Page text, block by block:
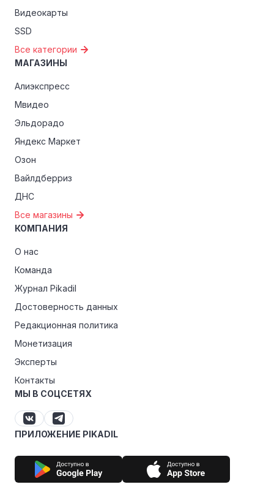
Видеокарты
SSD
Все категории
МАГАЗИНЫ
Алиэкспресс
Мвидео
Эльдорадо
Яндекс Маркет
Озон
Вайлдберриз
ДНС
Все магазины
КОМПАНИЯ
О нас
Команда
Журнал Pikadil
Достоверность данных
Редакционная политика
Монетизация
Эксперты
Контакты
МЫ В СОЦСЕТЯХ
ПРИЛОЖЕНИЕ PIKADIL